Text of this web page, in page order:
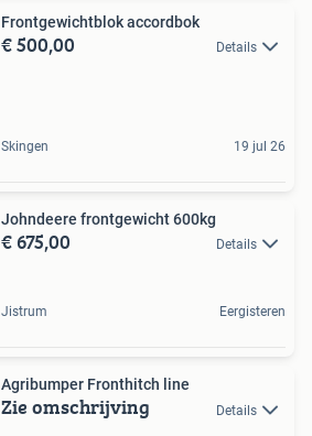
Frontgewichtblok accordbok
€ 500,00 Details
Skingen 19 jul 26
Johndeere frontgewicht 600kg
€ 675,00 Details
Jistrum Eergisteren
Agribumper Fronthitch line
Zie omschrijving Details